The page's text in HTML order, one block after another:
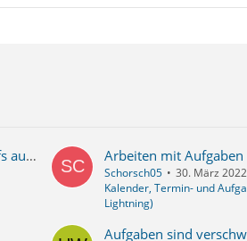
Zurücksetzen der Thunderbird-eigenen Prefs auf deren Standardwerte - ist gar nicht notwendig Arbeiten mit Aufgaben
Schorsch05
30. März
Kalender, Termin- und
Lightning)